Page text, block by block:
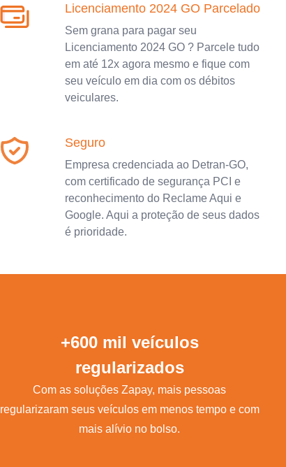
Licenciamento 2024 GO Parcelado
Sem grana para pagar seu
Licenciamento 2024 GO ? Parcele tudo
em até 12x agora mesmo e fique com
seu veículo em dia com os débitos
veiculares.
Seguro
Empresa credenciada ao Detran-GO,
com certificado de segurança PCI e
reconhecimento do Reclame Aqui e
Google. Aqui a proteção de seus dados
é prioridade.
+600 mil veículos
regularizados
Com as soluções Zapay, mais pessoas
regularizaram seus veículos em menos tempo e com
mais alívio no bolso.